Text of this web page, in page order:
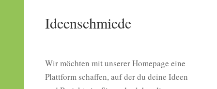
Ideenschmiede
Wir möchten mit unserer Homepage eine
Plattform schaffen, auf der du deine Ideen